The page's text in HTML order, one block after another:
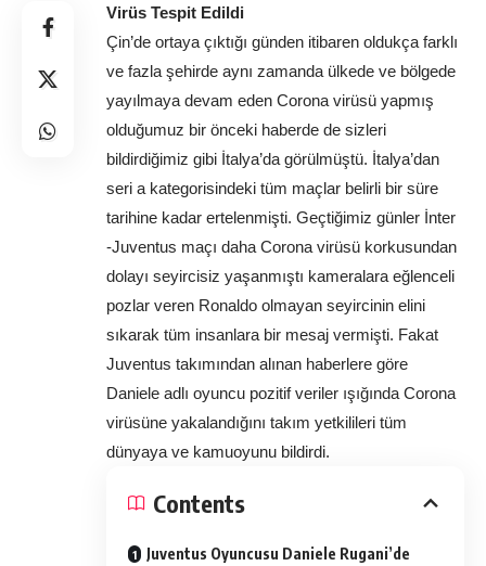
Virüs Tespit Edildi
Çin’de ortaya çıktığı günden itibaren oldukça farklı
ve fazla şehirde aynı zamanda ülkede ve bölgede
yayılmaya devam eden Corona virüsü yapmış
olduğumuz bir önceki haberde de sizleri
bildirdiğimiz gibi İtalya’da görülmüştü. İtalya’dan
seri a kategorisindeki tüm maçlar belirli bir süre
tarihine kadar ertelenmişti. Geçtiğimiz günler İnter
-Juventus maçı daha Corona virüsü korkusundan
dolayı seyircisiz yaşanmıştı kameralara eğlenceli
pozlar veren Ronaldo olmayan seyircinin elini
sıkarak tüm insanlara bir mesaj vermişti. Fakat
Juventus takımından alınan haberlere göre
Daniele adlı oyuncu pozitif veriler ışığında Corona
virüsüne yakalandığını takım yetkilileri tüm
dünyaya ve kamuoyunu bildirdi.
Contents
Juventus Oyuncusu Daniele Rugani’de